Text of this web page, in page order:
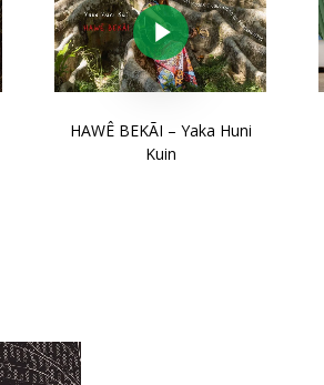
HAWÊ BEKÃI – Yaka Huni
Kuin